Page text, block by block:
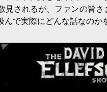
見されるが、ファンの皆
で実際にどんな話なのか